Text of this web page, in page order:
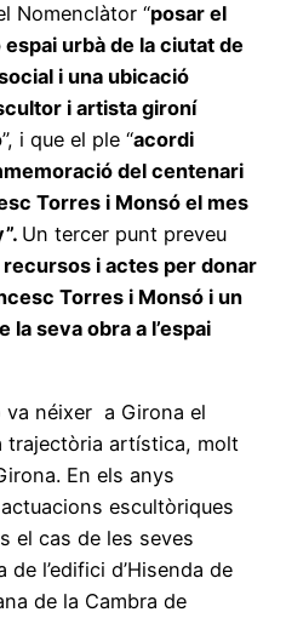
Nomenclàtor “posar el
espai urbà de la ciutat de
i una ubicació
i artista gironí
”, i que el ple “acordi
del centenari
Torres i Monsó el mes
Un tercer punt preveu
recursos i actes per donar
Torres i Monsó i un
la seva obra a l’espai
va néixer a Girona el
trajectòria artística, molt
En els anys
escultòriques
el cas de les seves
l’edifici d’Hisenda de
de la Cambra de